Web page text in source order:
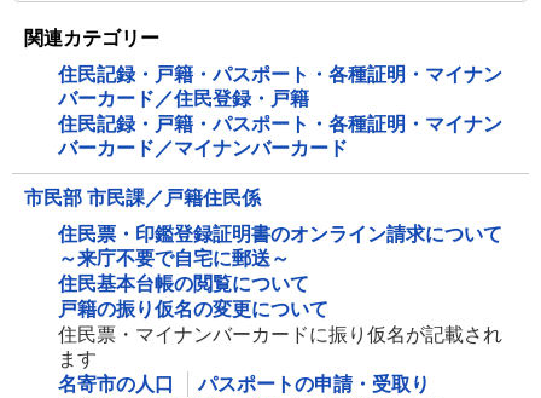
関連カテゴリー
住民記録・戸籍・パスポート・各種証明・マイナン
バーカード／住民登録・戸籍
住民記録・戸籍・パスポート・各種証明・マイナン
バーカード／マイナンバーカード
市民部 市民課／戸籍住民係
住民票・印鑑登録証明書のオンライン請求について
～来庁不要で自宅に郵送～
住民基本台帳の閲覧について
戸籍の振り仮名の変更について
住民票・マイナンバーカードに振り仮名が記載され
ます
名寄市の人口
パスポートの申請・受取り